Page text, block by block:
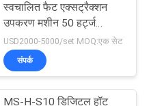
फ्रीज
स्वचालित फैट एक्सट्रैक्शन
उपकरण मशीन 50 हर्ट्ज
220VAC
USD2000-5000/set MOQ:एक सेट
संपर्क
MS-H-S10 डिजिटल हॉट